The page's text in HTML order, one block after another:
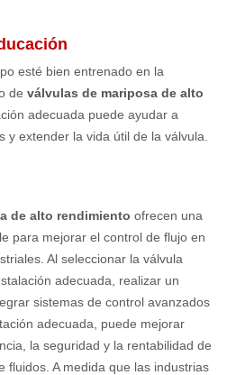
esté bien entrenado en la
de válvulas de mariposa de alto
adecuada puede ayudar a
y extender la vida útil de la válvula.
de alto rendimiento ofrecen una
para mejorar el control de flujo en
Al seleccionar la válvula
adecuada, realizar un
sistemas de control avanzados
adecuada, puede mejorar
la seguridad y la rentabilidad de
fluidos. A medida que las industrias